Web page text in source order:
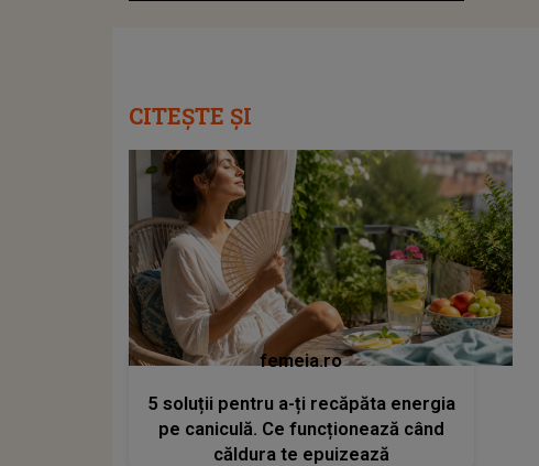
CITEȘTE ȘI
femeia.ro
5 soluții pentru a-ți recăpăta energia
pe caniculă. Ce funcționează când
căldura te epuizează